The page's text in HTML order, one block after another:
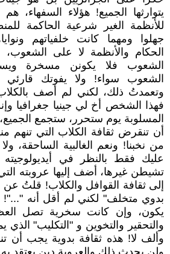
يتوارثها الجميع! هؤلاء السفهاء،
للأنظمة الغير شرعية الحاكمة
جهلوا ومهما كانت خلفياتهم
الحكام والأنظمة لا على الشعوب،
الشعوب فلا يكونن مسخرة
الشعوب سواء! ولا يفوتك
وتعمدتُ ذلك، لكني لم أصف
فهذا الشخص أخ لي جينيا جغرافيا
المسلوبة يوم ستحرر، ستجمع
أن تنقرض ثقافة الكلاب التي تنهم
من نخبنا! ونعم الغالبية الساحقة،
عليك فقط بالنظر في
تشيطن غيرها، أضف إليها عروبته
إلى ثقافة القوافل والكلاب! قلتُ
بدوي متخلف" لكني لم أقل أنه "..."!
يكون، وإن كانت سخرية تصل
والتحقير والتخوين و "التكليب" الذي
وألف لا! هذه ثقافة بدوية يجب أن